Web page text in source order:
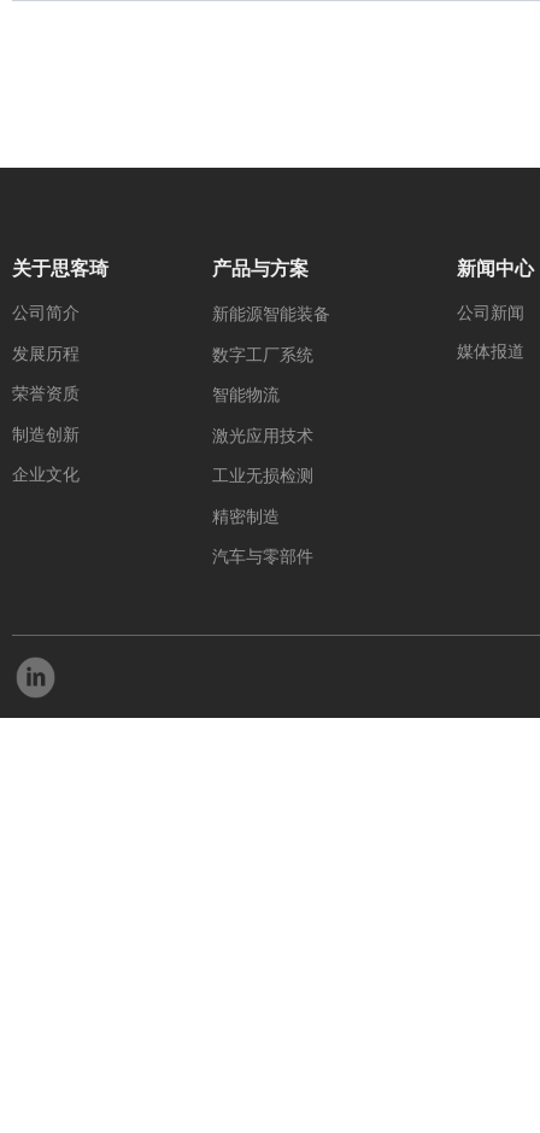
关于思客琦
公司简介
发展历程
荣誉资质
制造创新
企业文化
产品与方案
新能源智能装备
数字工厂系统
智能物流
激光应用技术
工业无损检测
精密制造
汽车与零部件
新闻中心
公司新闻
媒体报道